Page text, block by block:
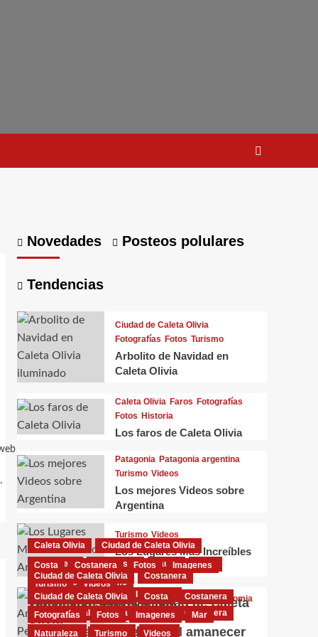
Novedades Posteos polulares
Tendencias
Ciudad de Caleta Olivia
Fotografías Fotos Turismo
Arbolito de Navidad en
Caleta Olivia
Caleta Olivia Faros Fotografías
Fotos Historia
Los faros de Caleta Olivia
Patagonia Patagonia argentina
Turismo Videos
Los mejores Videos sobre
Argentina
Turismo Videos
Los Lugares Más Increíbles
de Argentina
Ciudad de Caleta Olivia Economia
El Pasivo Ambiental
Petrolero
Caleta Olivia
Ciudad de Caleta Olivia
Costanera
El Gorosito Fauna
Flora
Naturaleza
Turismo
Turismo en Caleta Olivia
Caletense 01/02/2025
0
Costa Costanera Fotos
Imagenes
Turismo
Videos
Videoclips sobre la ciudad de Caleta
Olivia
Ciudad de Caleta Olivia
Costanera
Fotografías
Fotos
Imagenes
Patagonia argentina
Turismo Videos
Fantásticas Imágenes del amanecer
Ciudad de Caleta Olivia Costa
Costanera
Fotografías
Turismo Videos
Ciudad de Caleta Olivia Costa
Costanera
Fotografías
Fotos Imagenes
Mar
Naturaleza
Turismo Videos